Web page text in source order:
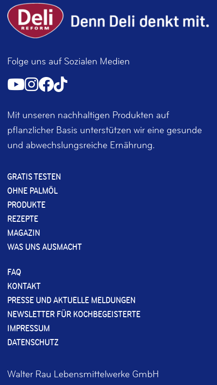
Folge uns auf Sozialen Medien
Mit unseren nachhaltigen Produkten auf
pflanzlicher Basis unterstützen wir eine gesunde
und abwechslungsreiche Ernährung.
GRATIS TESTEN
OHNE PALMÖL
PRODUKTE
REZEPTE
MAGAZIN
WAS UNS AUSMACHT
FAQ
KONTAKT
PRESSE UND AKTUELLE MELDUNGEN
NEWSLETTER FÜR KOCHBEGEISTERTE
IMPRESSUM
DATENSCHUTZ
Walter Rau Lebensmittelwerke GmbH